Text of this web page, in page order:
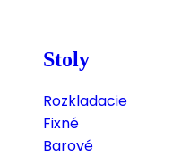
Stoly
Rozkladacie
Fixné
Barové